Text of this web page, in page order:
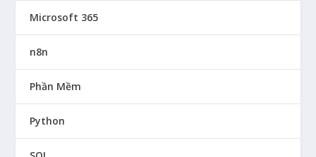
Microsoft 365
n8n
Phần Mềm
Python